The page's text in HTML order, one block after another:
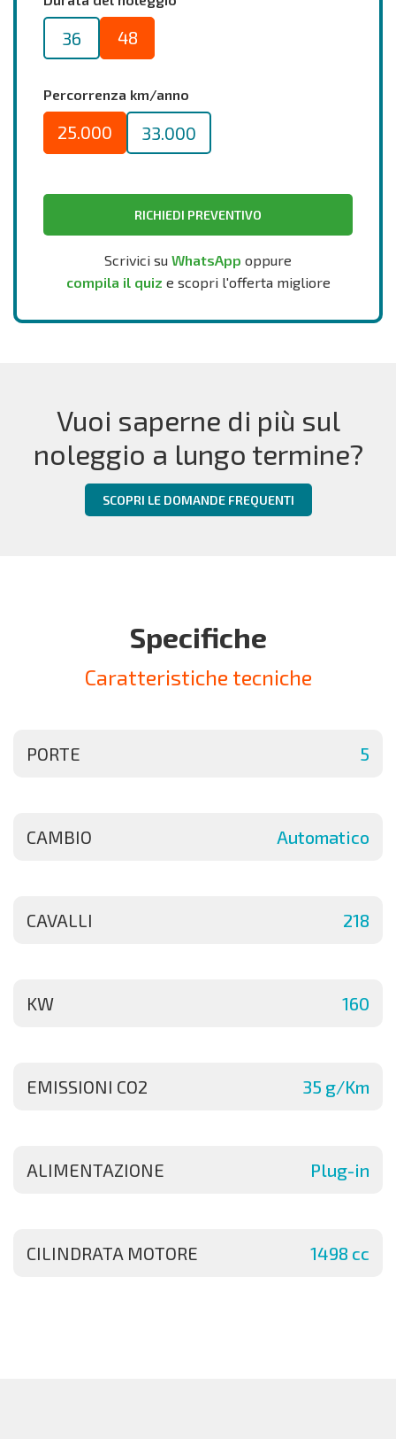
36 48
Percorrenza km/anno
25.000 33.000
RICHIEDI PREVENTIVO
Scrivici su WhatsApp oppure
compila il quiz e scopri l'offerta migliore
Vuoi saperne di più sul
noleggio a lungo termine?
SCOPRI LE DOMANDE FREQUENTI
Specifiche
Caratteristiche tecniche
PORTE 5
CAMBIO Automatico
CAVALLI 218
KW 160
EMISSIONI CO2 35 g/Km
ALIMENTAZIONE Plug-in
CILINDRATA MOTORE 1498 cc